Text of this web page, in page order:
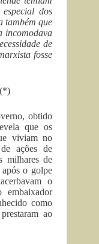
dos
também que
incomodava
de
fosse
obtido
que os
viviam no
ações de
milhares de
o golpe
o
como
ao